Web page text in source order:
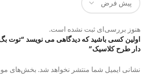
هنوز بررسی‌ای ثبت نشده است.
اولین کسی باشید که دیدگاهی می نویسد “توت بگ
دار طرح کلاسیک”
نشانی ایمیل شما منتشر نخواهد شد. بخش‌های